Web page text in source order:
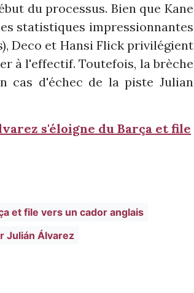
du processus. Bien que Kane
statistiques impressionnantes
Deco et Hansi Flick privilégient
à l'effectif. Toutefois, la brèche
cas d'échec de la piste Julian
s'éloigne du Barça et file
et file vers un cador anglais
Julián Álvarez